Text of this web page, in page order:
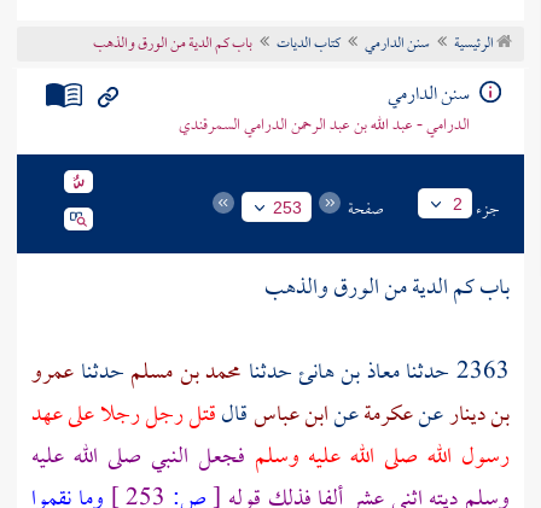
تراجم الأعلام
الرئيسية سنن الدارمي كتاب الديات باب كم الدية من الورق والذهب
سنن الدارمي
الدرامي - عبد الله بن عبد الرحمن الدرامي السمرقندي
جزء 2 صفحة 253
باب كم الدية من الورق والذهب
2363 حدثنا
معاذ بن هانئحدثنا محمد بن مسلمحدثناعمرو
بن دينارعنعكرمةعنابن عباسقالقتل رجل رجلا على عهد
رسول الله صلى الله عليه وسلم فجعل النبي صلى الله عليه